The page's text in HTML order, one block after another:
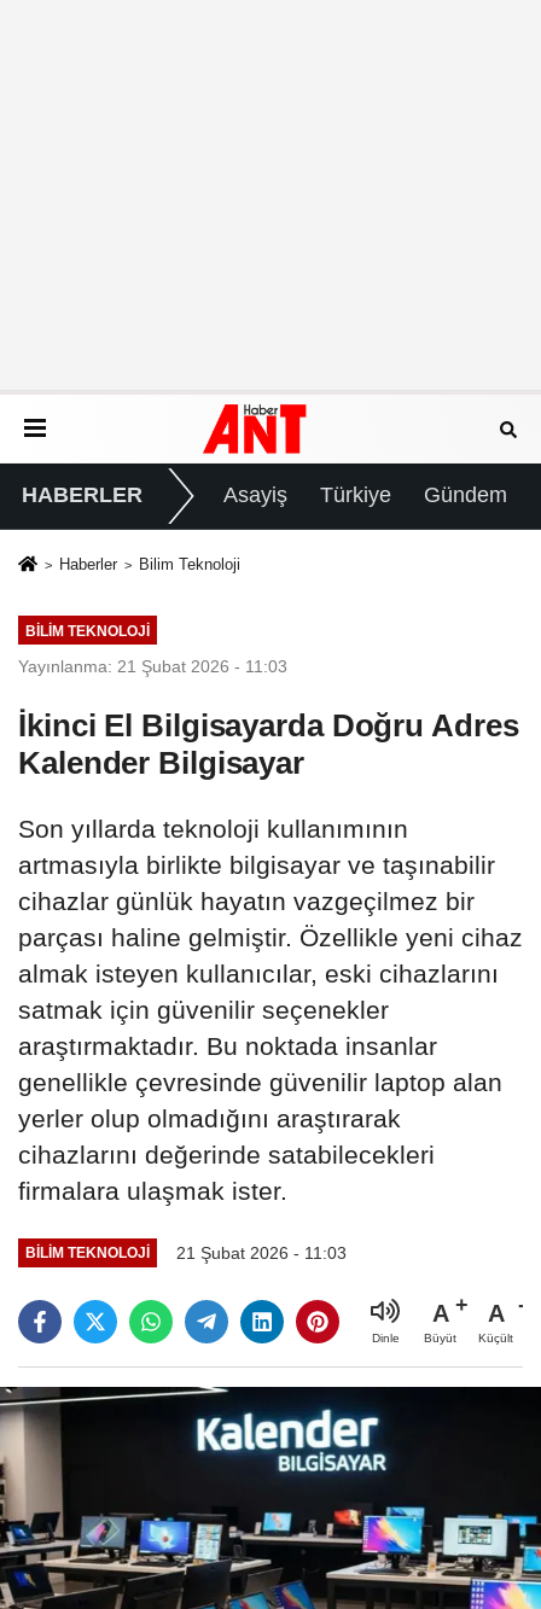
HABERLER Asayiş Türkiye Gündem
Haberler Bilim Teknoloji
BILIM TEKNOLOJI
Yayınlanma: 21 Şubat 2026 - 11:03
İkinci El Bilgisayarda Doğru Adres
Kalender Bilgisayar
Son yıllarda teknoloji kullanımının
artmasıyla birlikte bilgisayar ve taşınabilir
cihazlar günlük hayatın vazgeçilmez bir
parçası haline gelmiştir. Özellikle yeni cihaz
almak isteyen kullanıcılar, eski cihazlarını
satmak için güvenilir seçenekler
araştırmaktadır. Bu noktada insanlar
genellikle çevresinde güvenilir laptop alan
yerler olup olmadığını araştırarak
cihazlarını değerinde satabilecekleri
firmalara ulaşmak ister.
BILIM TEKNOLOJI 21 Şubat 2026 - 11:03
Dinle
A
Büyüt
A
Küçült